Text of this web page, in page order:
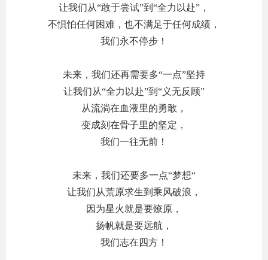
让我们从“敢于尝试”到“全力以赴”，
不惧怕任何困难，也不满足于任何成绩，
我们永不停步！
未来，我们还再需要多“一点”坚持
让我们从“全力以赴”到“义无反顾”
从流淌在血液里的勇敢，
变成刻在骨子里的坚定，
我们一往无前！
未来，我们还要多一点“梦想“
让我们从荒原求生到乘风破浪，
因为星火就是要燎原，
扬帆就是要远航，
我们志在四方！